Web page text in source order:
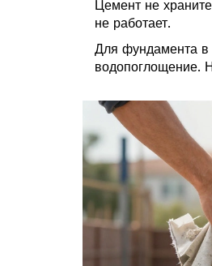
Цемент не
не работает.
Для фундамента в
водопоглощение.